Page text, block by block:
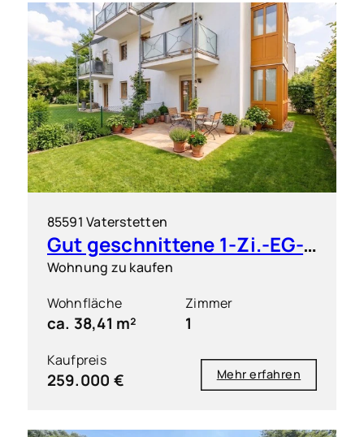
85591 Vaterstetten
Gut geschnittene 1-Zi.-EG-Wohnung mit großem Garten
Wohnung zu kaufen
Wohnfläche
ca. 38,41 m²
Zimmer
1
Kaufpreis
259.000 € Mehr erfahren